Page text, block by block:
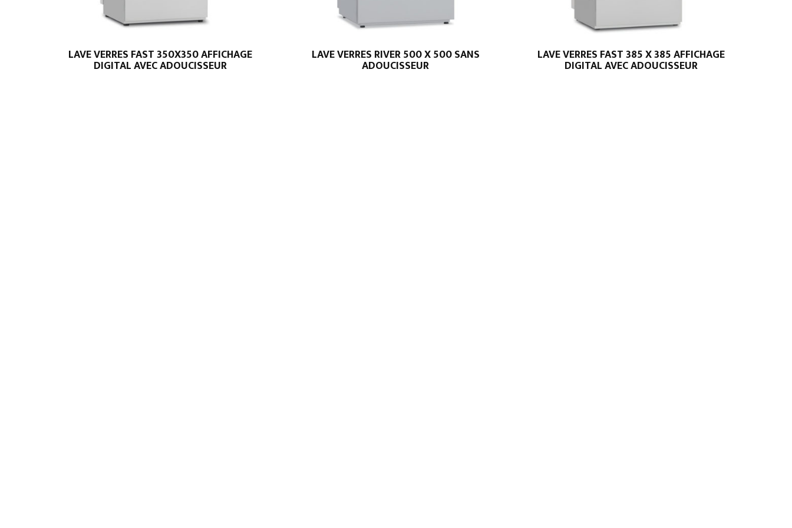
LAVE VERRES FAST 350X350 AFFICHAGE
DIGITAL AVEC ADOUCISSEUR
LAVE VERRES RIVER 500 X 500 SANS
ADOUCISSEUR
LAVE VERRES FAST 385 X 385 AFFICHAGE
DIGITAL AVEC ADOUCISSEUR